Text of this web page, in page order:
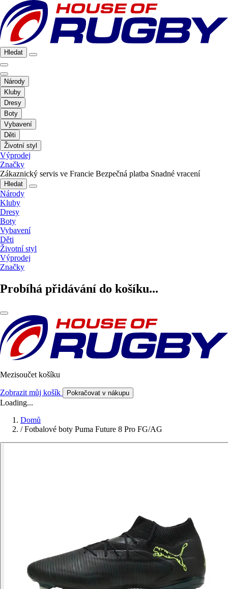
Hledat
Národy
Kluby
Dresy
Boty
Vybavení
Děti
Životní styl
Výprodej
Značky
Zákaznický servis ve Francie Bezpečná platba Snadné vracení
Hledat
Národy
Kluby
Dresy
Boty
Vybavení
Děti
Životní styl
Výprodej
Značky
Probíhá přidávání do košíku...
Mezisoučet košíku
Zobrazit můj košík Pokračovat v nákupu
Loading...
Domů
/ Fotbalové boty Puma Future 8 Pro FG/AG